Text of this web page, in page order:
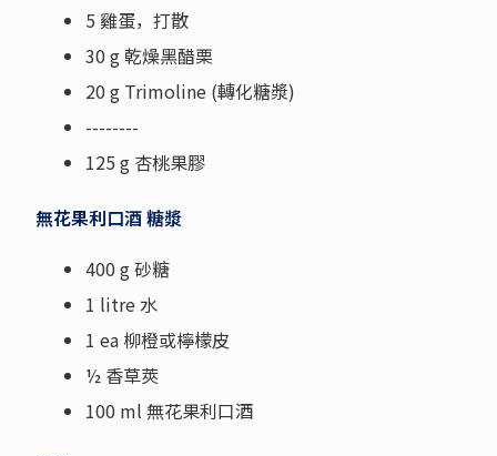
5 雞蛋，打散
30 g 乾燥黑醋栗
20 g Trimoline (轉化糖漿)
--------
125 g 杏桃果膠
無花果利口酒 糖漿
400 g 砂糖
1 litre 水
1 ea 柳橙或檸檬皮
½ 香草莢
100 ml 無花果利口酒